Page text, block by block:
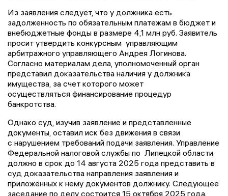
Из заявления следует, что у должника есть
задолженность по обязательным платежам в бюджет и
внебюджетные фонды в размере 4,1 млн руб. Заявитель
просит утвердить конкурсным управляющим
арбитражного управляющего Андрея Логинова.
Согласно материалам дела, уполномоченный орган
представил доказательства наличия у должника
имущества, за счет которого может
осуществляться финансирование процедур
банкротства.
Однако суд, изучив заявление и представленные
документы, оставил иск без движения в связи
с нарушением требований подачи заявления. Управление
Федеральной налоговой службы по Липецкой области
должно в срок до 14 августа 2025 года представить в
суд доказательства направления заявления и
приложенных к нему документов должнику. Следующее
заседание по делу состоится 15 октября 2025 года.